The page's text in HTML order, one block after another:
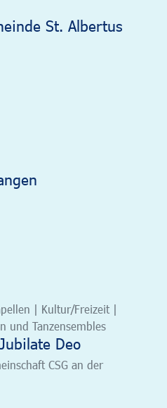
St. Albertus
| Kultur/Freizeit |
und Tanzensembles
Deo
CSG an der